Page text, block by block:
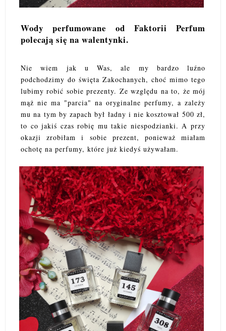
Wody perfumowane od Faktorii Perfum
polecają się na walentynki.
Nie wiem jak u Was, ale my bardzo luźno
podchodzimy do święta Zakochanych, choć mimo tego
lubimy robić sobie prezenty. Ze względu na to, że mój
mąż nie ma "parcia" na oryginalne perfumy, a zależy
mu na tym by zapach był ładny i nie kosztował 500 zł,
to co jakiś czas robię mu takie niespodzianki. A przy
okazji zrobiłam i sobie prezent, ponieważ miałam
ochotę na perfumy, które już kiedyś używałam.